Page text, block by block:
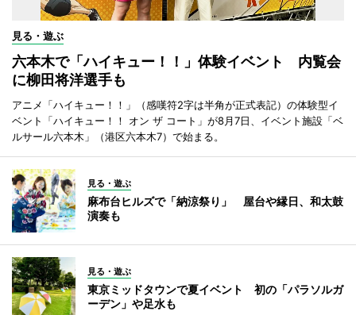
見る・遊ぶ
六本木で「ハイキュー！！」体験イベント 内覧会
に柳田将洋選手も
アニメ「ハイキュー！！」（感嘆符2字は半角が正式表記）の体験型イ
ベント「ハイキュー！！ オン ザ コート」が8月7日、イベント施設「ベ
ルサール六本木」（港区六本木7）で始まる。
見る・遊ぶ
麻布台ヒルズで「納涼祭り」 屋台や縁日、和太鼓
演奏も
見る・遊ぶ
東京ミッドタウンで夏イベント 初の「パラソルガ
ーデン」や足水も